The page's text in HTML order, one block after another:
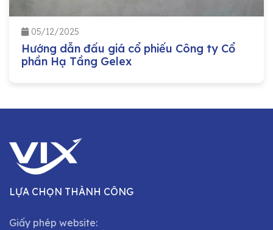
05/12/2025
Hướng dẫn đấu giá cổ phiếu Công ty Cổ
phần Hạ Tầng Gelex
LỰA CHỌN THÀNH CÔNG
Giấy phép website: